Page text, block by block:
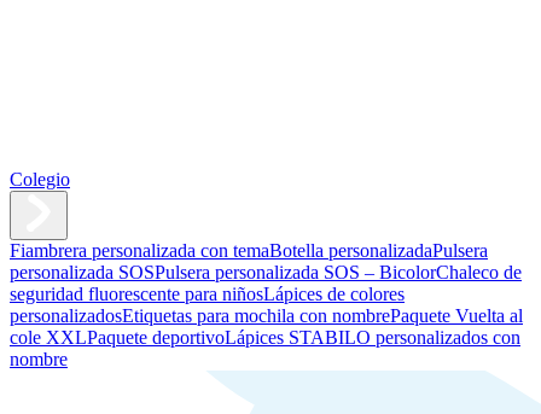
Colegio
Fiambrera personalizada con temaBotella personalizadaPulsera
personalizada SOSPulsera personalizada SOS – BicolorChaleco de
seguridad fluorescente para niñosLápices de colores
personalizadosEtiquetas para mochila con nombrePaquete Vuelta al
cole XXLPaquete deportivoLápices STABILO personalizados con
nombre